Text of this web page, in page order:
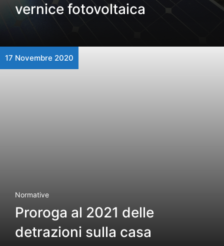
vernice fotovoltaica
17 Novembre 2020
Normative
Proroga al 2021 delle
detrazioni sulla casa